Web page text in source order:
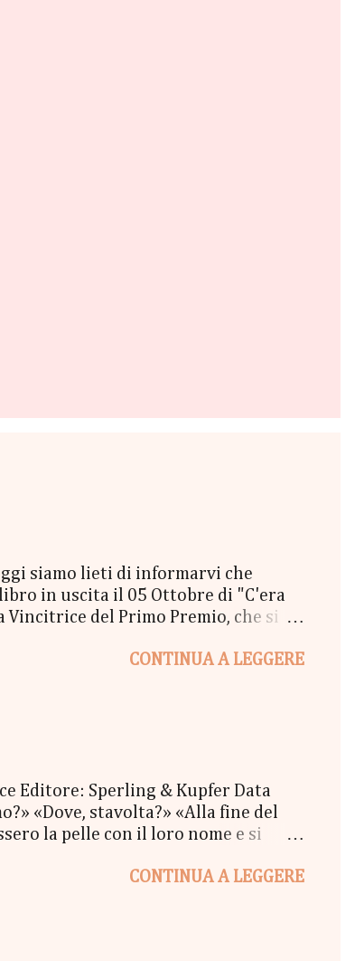
siamo lieti di informarvi che
libro in uscita il 05 Ottobre di "C'era
del Primo Premio, che si
biscotti - un Messaggio in bottiglia
CONTINUA A LEGGERE
Editore: Sperling & Kupfer Data
«Dove, stavolta?» «Alla fine del
la pelle con il loro nome e si
d'inverno, mentre fuori il
CONTINUA A LEGGERE